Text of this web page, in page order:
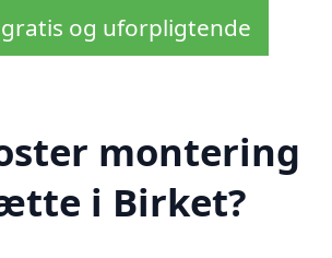
og uforpligtende
montering
i Birket?